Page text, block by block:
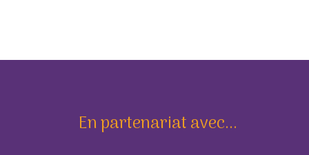
En partenariat avec...